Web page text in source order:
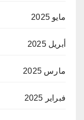
مايو 2025
أبريل 2025
مارس 2025
فبراير 2025